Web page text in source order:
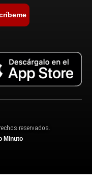
reservados.
Minuto